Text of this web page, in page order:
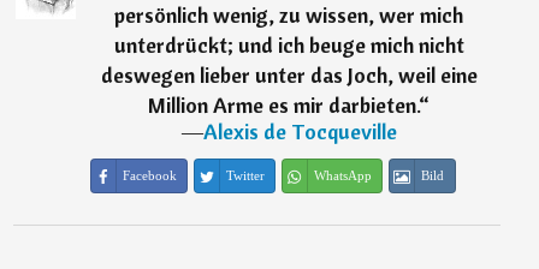
persönlich wenig, zu wissen, wer mich
unterdrückt; und ich beuge mich nicht
deswegen lieber unter das Joch, weil eine
Million Arme es mir darbieten.“
―Alexis de Tocqueville
Facebook Twitter WhatsApp Bild